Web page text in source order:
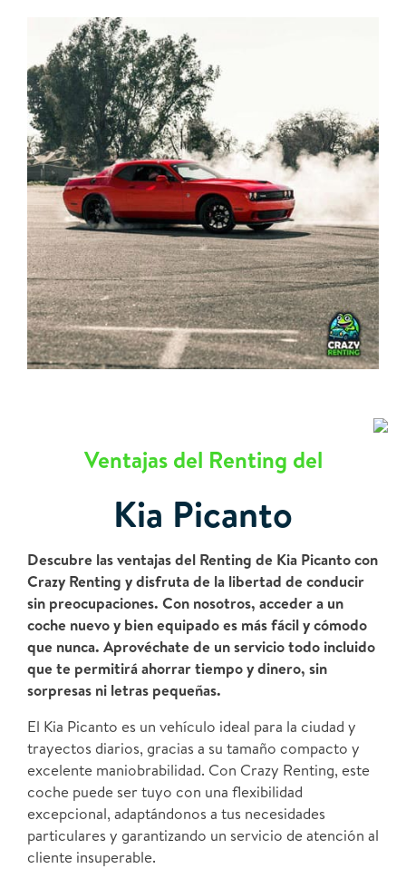
Ventajas del Renting del
Kia Picanto
Descubre las ventajas del Renting de Kia Picanto con
Crazy Renting y disfruta de la libertad de conducir
sin preocupaciones. Con nosotros, acceder a un
coche nuevo y bien equipado es más fácil y cómodo
que nunca. Aprovéchate de un servicio todo incluido
que te permitirá ahorrar tiempo y dinero, sin
sorpresas ni letras pequeñas.
El Kia Picanto es un vehículo ideal para la ciudad y
trayectos diarios, gracias a su tamaño compacto y
excelente maniobrabilidad. Con Crazy Renting, este
coche puede ser tuyo con una flexibilidad
excepcional, adaptándonos a tus necesidades
particulares y garantizando un servicio de atención al
cliente insuperable.